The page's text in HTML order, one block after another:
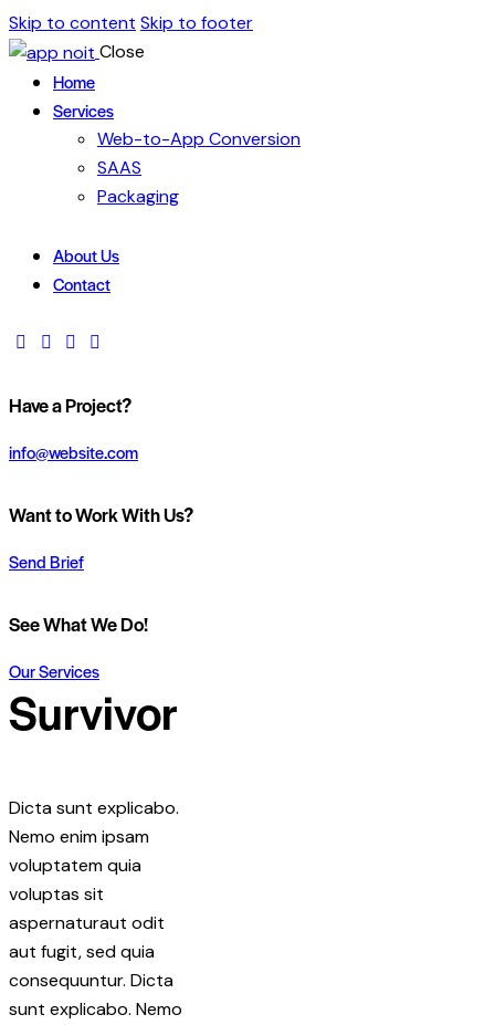
Skip to content Skip to footer
Close
Home
Services
Web-to-App Conversion
SAAS
Packaging
About Us
Contact
Have a Project?
info@website.com
Want to Work With Us?
Send Brief
See What We Do!
Our Services
Survivor
Dicta sunt explicabo.
Nemo enim ipsam
voluptatem quia
voluptas sit
aspernaturaut odit
aut fugit, sed quia
consequuntur. Dicta
sunt explicabo. Nemo